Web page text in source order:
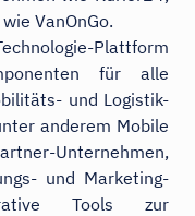
VanOnGo.
Plattform
für alle
und Logistik-
anderem Mobile
Unternehmen,
und Marketing-
Tools zur